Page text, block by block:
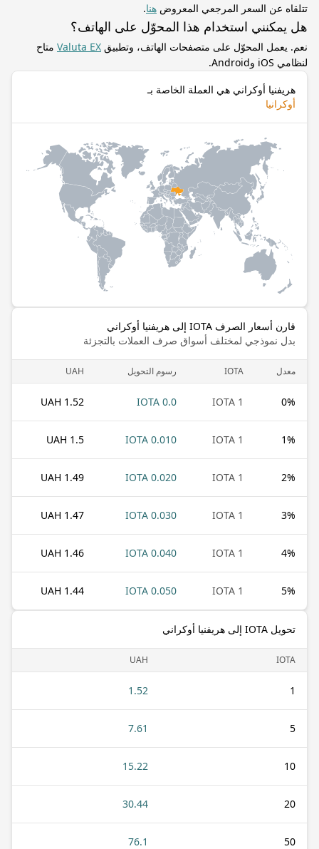
تتلقاه عن السعر المرجعي المعروض هنا.
هل يمكنني استخدام هذا المحوّل على الهاتف؟
نعم. يعمل المحوّل على متصفحات الهاتف، وتطبيق Valuta EX متاح
لنظامي iOS وAndroid.
هريفنيا أوكراني هي العملة الخاصة بـ
أوكرانيا
قارن أسعار الصرف IOTA إلى هريفنيا أوكراني
بدل نموذجي لمختلف أسواق صرف العملات بالتجزئة
معدل IOTA رسوم التحويل UAH
0%
1 IOTA
0.0 IOTA
1.52 UAH
1%
1 IOTA
0.010 IOTA
1.5 UAH
2%
1 IOTA
0.020 IOTA
1.49 UAH
3%
1 IOTA
0.030 IOTA
1.47 UAH
4%
1 IOTA
0.040 IOTA
1.46 UAH
5%
1 IOTA
0.050 IOTA
1.44 UAH
تحويل IOTA إلى هريفنيا أوكراني
IOTA
UAH
1
1.52
5
7.61
10
15.22
20
30.44
50
76.1